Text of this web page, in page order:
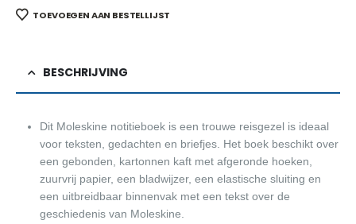
TOEVOEGEN AAN BESTELLIJST
BESCHRIJVING
Dit Moleskine notitieboek is een trouwe reisgezel is ideaal
voor teksten, gedachten en briefjes. Het boek beschikt over
een gebonden, kartonnen kaft met afgeronde hoeken,
zuurvrij papier, een bladwijzer, een elastische sluiting en
een uitbreidbaar binnenvak met een tekst over de
geschiedenis van Moleskine.